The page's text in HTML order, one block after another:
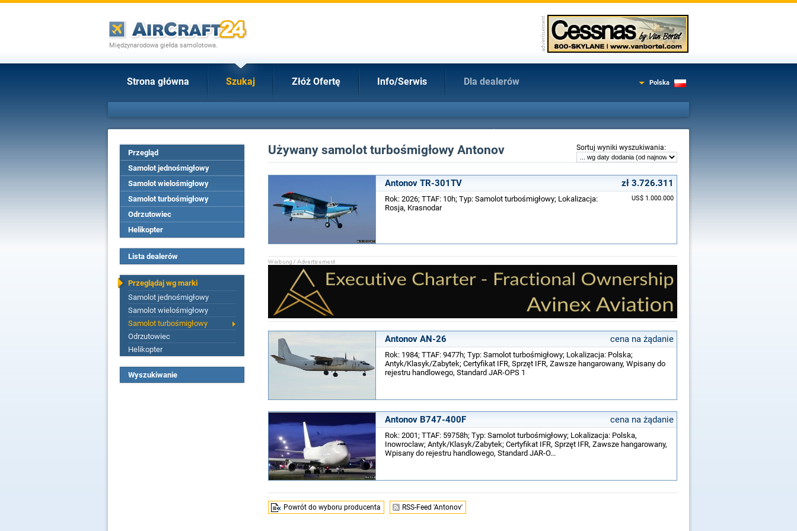
Międzynarodowa giełda samolotowa.
Strona główna Szukaj Złóż Ofertę Info/Serwis Dla dealerów Polska
Przegląd
Samolot jednośmigłowy
Samolot wielośmigłowy
Samolot turbośmigłowy
Odrzutowiec
Helikopter
Lista dealerów
Przeglądaj wg marki
Samolot jednośmigłowy
Samolot wielośmigłowy
Samolot turbośmigłowy
Odrzutowiec
Helikopter
Wyszukiwanie
Sortuj wyniki wyszukiwania:
Używany samolot turbośmigłowy Antonov
Antonov TR-301TV zł 3.726.311
US$ 1.000.000
Rok: 2026; TTAF: 10h; Typ: Samolot turbośmigłowy; Lokalizacja:
Rosja, Krasnodar
Antonov AN-26 cena na żądanie
Rok: 1984; TTAF: 9477h; Typ: Samolot turbośmigłowy; Lokalizacja: Polska;
Antyk/Klasyk/Zabytek; Certyfikat IFR, Sprzęt IFR, Zawsze hangarowany, Wpisany do
rejestru handlowego, Standard JAR-OPS 1
Antonov B747-400F cena na żądanie
Rok: 2001; TTAF: 59758h; Typ: Samolot turbośmigłowy; Lokalizacja: Polska,
Inowroclaw; Antyk/Klasyk/Zabytek; Certyfikat IFR, Sprzęt IFR, Zawsze hangarowany,
Wpisany do rejestru handlowego, Standard JAR-O...
Powrót do wyboru producenta RSS-Feed 'Antonov'